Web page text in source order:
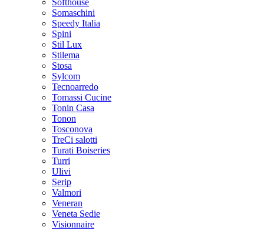
Softhouse
Somaschini
Speedy Italia
Spini
Stil Lux
Stilema
Stosa
Sylcom
Tecnoarredo
Tomassi Cucine
Tonin Casa
Tonon
Tosconova
TreCi salotti
Turati Boiseries
Turri
Ulivi
Serip
Valmori
Veneran
Veneta Sedie
Visionnaire